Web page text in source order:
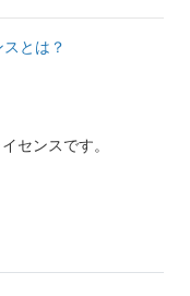
とは？
センスです。